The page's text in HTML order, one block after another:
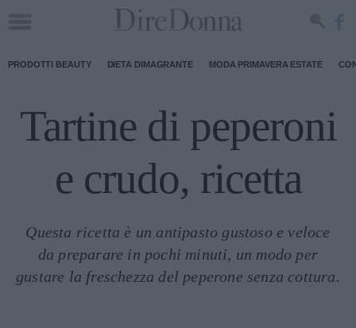
PRODOTTI BEAUTY DIETA DIMAGRANTE MODA PRIMAVERA ESTATE
Tartine di peperoni
e crudo, ricetta
Questa ricetta è un antipasto gustoso e veloce
da preparare in pochi minuti, un modo per
gustare la freschezza del peperone senza cottura.